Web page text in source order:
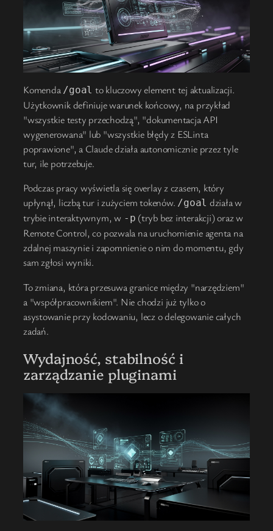
Komenda /goal to kluczowy element tej aktualizacji.
Użytkownik definiuje warunek końcowy, na przykład
"wszystkie testy przechodzą", "dokumentacja API
wygenerowana" lub "wszystkie błędy z ESLinta
poprawione", a Claude działa autonomicznie przez tyle
tur, ile potrzebuje.
Podczas pracy wyświetla się overlay z czasem, który
upłynął, liczbą tur i zużyciem tokenów. /goal działa w
trybie interaktywnym, w -p (tryb bez interakcji) oraz w
Remote Control, co pozwala na uruchomienie agenta na
zdalnej maszynie i zapomnienie o nim do momentu, gdy
sam zgłosi wyniki.
To zmiana, która przesuwa granice między "narzędziem"
a "współpracownikiem". Nie chodzi już tylko o
asystowanie przy kodowaniu, lecz o delegowanie całych
zadań.
Wydajność, stabilność i
zarządzanie pluginami